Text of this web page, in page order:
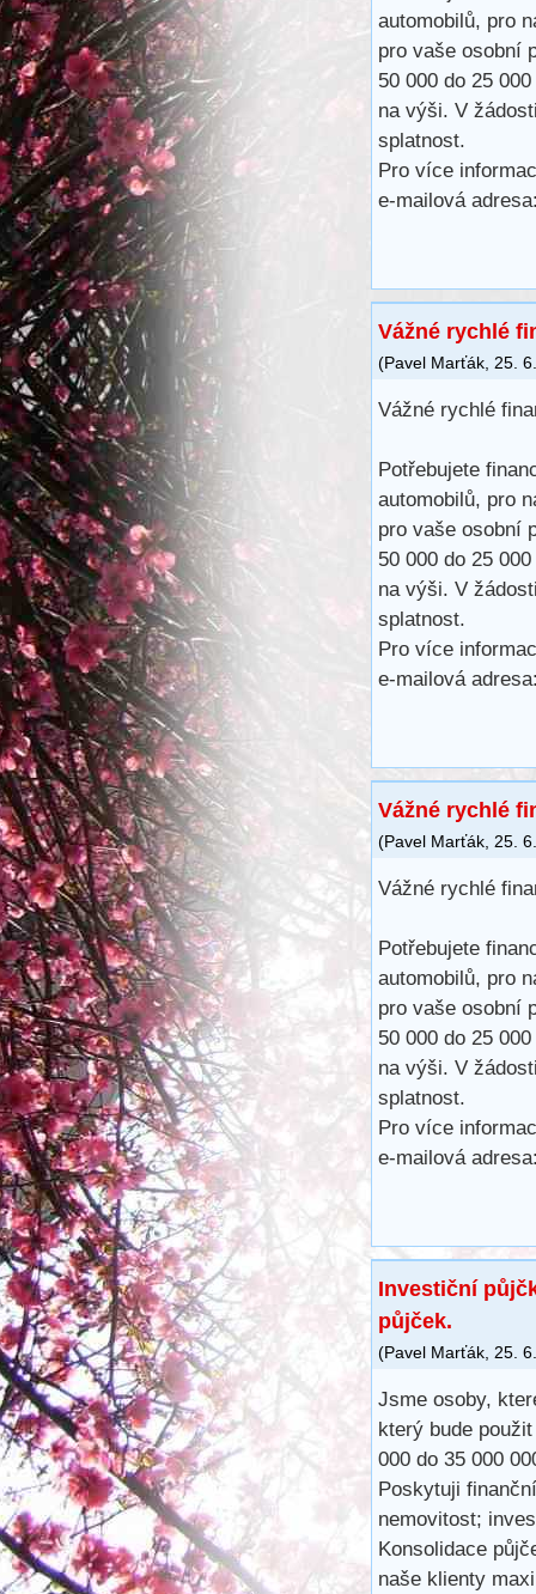
automobilů, pro
pro vaše osobní
50 000 do 25
na výši. V
splatnost.
Pro více
e-mailová
Vážné rychlé
(Pavel Marťák 25.
Vážné rychlé
Potřebujete
automobilů, pro
pro vaše osobní
50 000 do 25
na výši. V
splatnost.
Pro více
e-mailová
Vážné rychlé
(Pavel Marťák 25.
Vážné rychlé
Potřebujete
automobilů, pro
pro vaše osobní
50 000 do 25
na výši. V
splatnost.
Pro více
e-mailová
Investiční
půjček.
(Pavel Marťák 25.
Jsme osoby,
který bude
000 do 35 000
Poskytuji
nemovitost;
Konsolidace
naše klienty